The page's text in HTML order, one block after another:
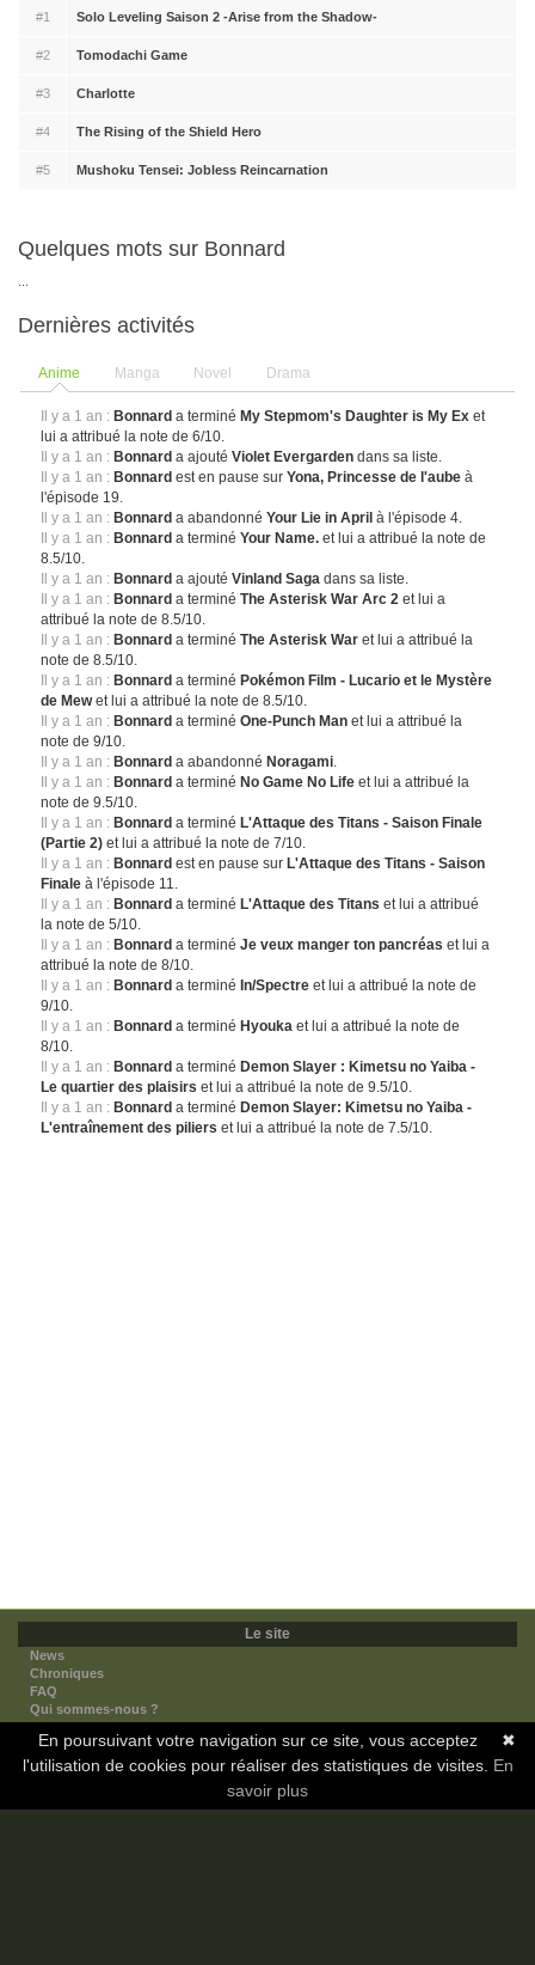
#1 Solo Leveling Saison 2 -Arise from the Shadow-
#2 Tomodachi Game
#3 Charlotte
#4 The Rising of the Shield Hero
#5 Mushoku Tensei: Jobless Reincarnation
Quelques mots sur Bonnard
Dernières activités
Anime Manga Novel Drama
Il y a 1 an : Bonnard a terminé My Stepmom's Daughter is My Ex et
lui a attribué la note de 6/10.
Il y a 1 an : Bonnard a ajoutéViolet Evergarden dans sa liste.
Il y a 1 an : Bonnard est en pause surYona, Princesse de l'aube à
l'épisode 19.
Il y a 1 an : Bonnard a abandonnéYour Lie in April à l'épisode 4.
Il y a 1 an : Bonnard a terminéYour Name. et lui a attribué la note de
8.5/10.
Il y a 1 an : Bonnard a ajoutéVinland Saga dans sa liste.
Il y a 1 an : Bonnard a terminéThe Asterisk War Arc 2 et lui a
attribué la note de 8.5/10.
Il y a 1 an : Bonnard a terminéThe Asterisk War et lui a attribué la
note de 8.5/10.
Il y a 1 an : Bonnard a terminé Pokémon Film - Lucario et le Mystère
de Mewet lui a attribué la note de 8.5/10.
Il y a 1 an : Bonnard a terminéOne-Punch Man et lui a attribué la
note de 9/10.
Il y a 1 an : Bonnard a abandonné Noragami.
Il y a 1 an : Bonnard a terminé No Game No Life et lui a attribué la
note de 9.5/10.
Il y a 1 an : Bonnard a terminé L'Attaque des Titans - Saison Finale
(Partie 2) et lui a attribué la note de 7/10.
Il y a 1 an : Bonnard est en pause sur L'Attaque des Titans - Saison
Finale à l'épisode 11.
Il y a 1 an : Bonnard a terminé L'Attaque des Titans et lui a attribué
la note de 5/10.
Il y a 1 an : Bonnard a terminéJe veux manger ton pancréas et lui a
attribué la note de 8/10.
Il y a 1 an : Bonnard a terminé In/Spectre et lui a attribué la note de
9/10.
Il y a 1 an : Bonnard a terminé Hyouka et lui a attribué la note de
8/10.
Il y a 1 an : Bonnard a terminé Demon Slayer : Kimetsu no Yaiba -
Le quartier des plaisirs et lui a attribué la note de 9.5/10.
Il y a 1 an : Bonnard a terminé Demon Slayer: Kimetsu no Yaiba -
L'entraînement des piliers et lui a attribué la note de 7.5/10.
Le site
News
Chroniques
FAQ
Qui sommes-nous ?
Nos partenaires
Faites-nous connaitre
Nous contacter
✖
En poursuivant votre navigation sur ce site, vous acceptez
l'utilisation de cookies pour réaliser des statistiques de visites. En
savoir plus